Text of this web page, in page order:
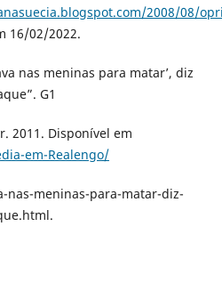
2008/08/
16/02/2022.
nas meninas para matar’, diz
G1
2011. Disponível em
em-Realengo/
nas-meninas-para-matar-diz-